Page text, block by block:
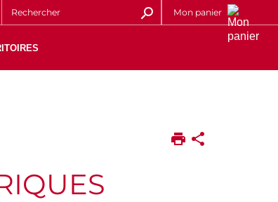
Mon panier